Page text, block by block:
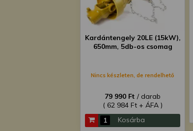
Kardántengely 20LE (15kW),
650mm, 5db-os csomag
Nincs készleten, de rendelhető
79 990 Ft / darab
( 62 984 Ft + ÁFA )
Kosárba